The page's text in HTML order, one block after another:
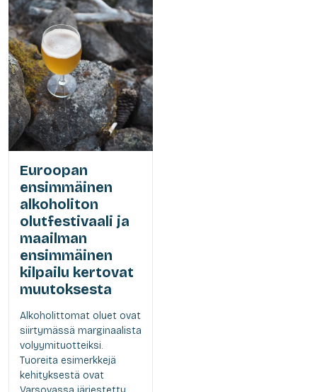
Euroopan
ensimmäinen
alkoholiton
olutfestivaali ja
maailman
ensimmäinen
kilpailu kertovat
muutoksesta
Alkoholittomat oluet ovat
siirtymässä marginaalista
volyymituotteiksi.
Tuoreita esimerkkejä
kehityksestä ovat